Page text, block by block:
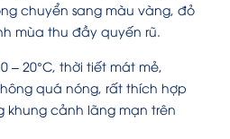
chuyển sang màu vàng, đỏ
mùa thu đầy quyến rũ.
– 20°C, thời tiết mát mẻ,
quá nóng, rất thích hợp
cảnh lãng mạn trên